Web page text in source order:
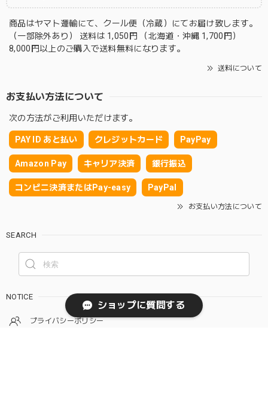
商品はヤマト運輸にて、クール便（冷蔵）にてお届け致します。
（一部除外あり） 送料は 1,050円 （北海道・沖縄 1,700円）
8,000円以上のご購入で送料無料になります。
送料について
お支払い方法について
次の方法がご利用いただけます。
PAY ID あと払い クレジットカード PayPay
Amazon Pay キャリア決済 銀行振込
コンビニ決済またはPay-easy PayPal
お支払い方法について
SEARCH
NOTICE
プライバシーポリシー
ショップに質問する